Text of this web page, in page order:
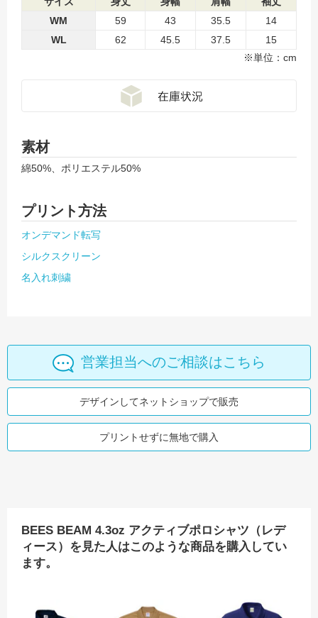
WM
59 43 35.5
14
WL
62 45.5 37.5
15
※単位：cm
素材
綿50%、ポリエステル50%
プリント方法
オンデマンド転写
シルクスクリーン
名入れ刺繍
営業担当へのご相談はこちら
デザインしてネットショップで販売
プリントせずに無地で購入
BEES BEAM 4.3oz アクティブポロシャツ（レデ
ィース）を見た人はこのような商品を購入してい
ます。
タンダウンポロシャツ（ポケット付）
4.4oz ドライポロシャツ（ポケット付）
BEES BEAM 4.3oz アクティブポロシャツ
United Athle 4.7oz スペ